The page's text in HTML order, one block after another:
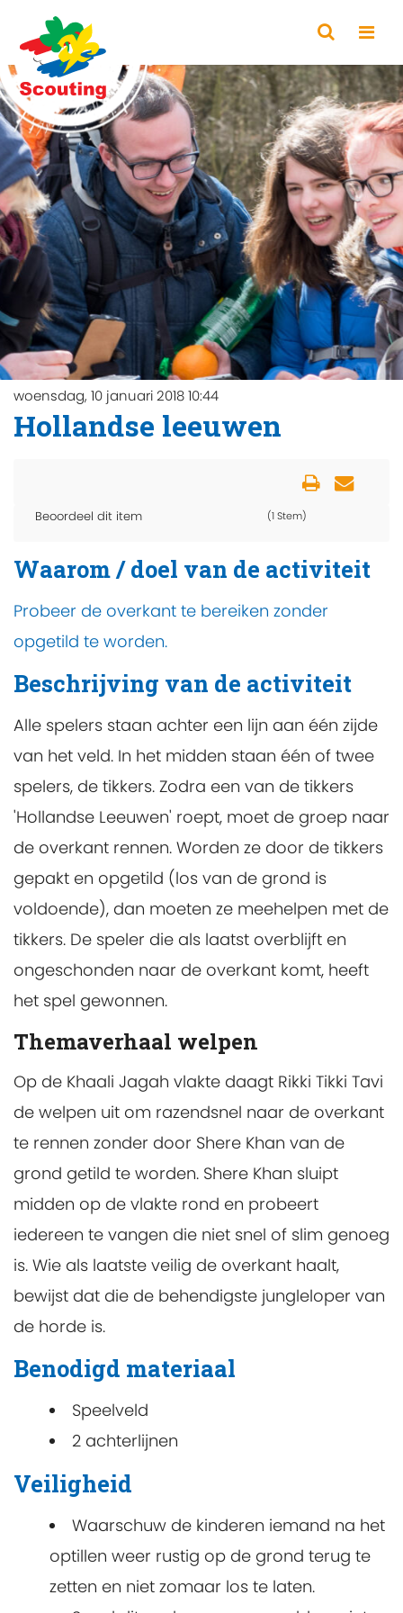
woensdag, 10 januari 2018 10:44
Hollandse leeuwen
Beoordeel dit item (1 Stem)
Waarom / doel van de activiteit
Probeer de overkant te bereiken zonder
opgetild te worden.
Beschrijving van de activiteit
Alle spelers staan achter een lijn aan één zijde
van het veld. In het midden staan één of twee
spelers, de tikkers. Zodra een van de tikkers
'Hollandse Leeuwen' roept, moet de groep naar
de overkant rennen. Worden ze door de tikkers
gepakt en opgetild (los van de grond is
voldoende), dan moeten ze meehelpen met de
tikkers. De speler die als laatst overblijft en
ongeschonden naar de overkant komt, heeft
het spel gewonnen.
Themaverhaal welpen
Op de Khaali Jagah vlakte daagt Rikki Tikki Tavi
de welpen uit om razendsnel naar de overkant
te rennen zonder door Shere Khan van de
grond getild te worden. Shere Khan sluipt
midden op de vlakte rond en probeert
iedereen te vangen die niet snel of slim genoeg
is. Wie als laatste veilig de overkant haalt,
bewijst dat die de behendigste jungleloper van
de horde is.
Benodigd materiaal
Speelveld
2 achterlijnen
Veiligheid
Waarschuw de kinderen iemand na het
optillen weer rustig op de grond terug te
zetten en niet zomaar los te laten.